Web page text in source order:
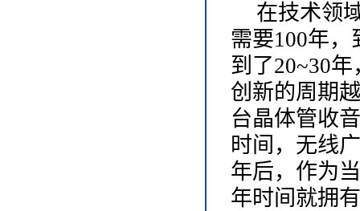
在技术领
需要100年
到了20~30
创新的周期
台晶体管收
时间，无线
年后，作为
年时间就拥